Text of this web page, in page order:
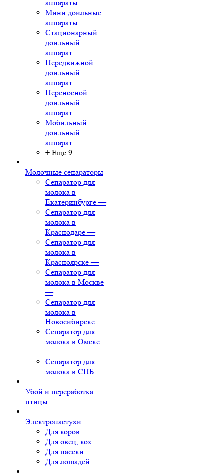
аппараты —
Мини доильные
аппараты —
Стационарный
доильный
аппарат —
Передвижной
доильный
аппарат —
Переносной
доильный
аппарат —
Мобильный
доильный
аппарат —
+ Ещё 9
Молочные сепараторы
Сепаратор для
молока в
Екатеринбурге —
Сепаратор для
молока в
Краснодаре —
Сепаратор для
молока в
Красноярске —
Сепаратор для
молока в Москве
—
Сепаратор для
молока в
Новосибирске —
Сепаратор для
молока в Омске
—
Сепаратор для
молока в СПБ
Убой и переработка
птицы
Электропастухи
Для коров —
Для овец, коз —
Для пасеки —
Для лошадей